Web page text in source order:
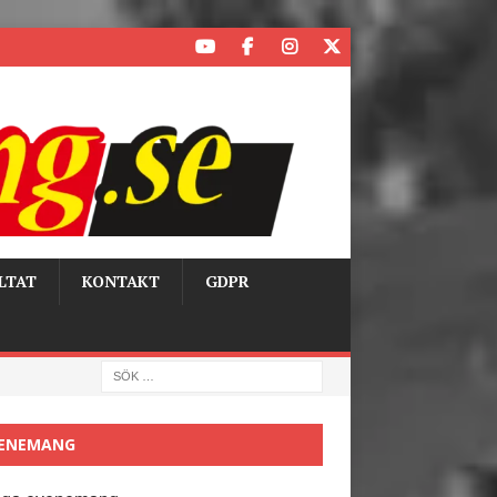
KONTAKT GDPR